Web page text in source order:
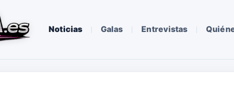
Noticias Galas Entrevistas